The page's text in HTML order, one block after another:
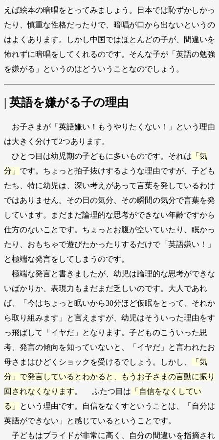
えば絵本の暗唱をとってみましょう。日本では恥ずかしかっ
たり、慎重な性格だったりで、暗唱が口から出ないというの
はよくあります。しかし中国ではほとんどの子が、間違いを
怖れずに暗唱をしてくれるのです。そんな子が「英語の勉強
を嫌がる」というのはどういうことなのでしょう。
| 英語を嫌がる子の理由
お子さまが「英語嫌い！もうやりたくない！」という理由
は大きく分けて2つあります。
ひとつ目は幼児期の子どもに多いものです。それは 「気
分」 です。ちょっと拍子抜けするような理由ですが、子ども
たち、特に幼児は、深い考えがあって言葉を発しているわけ
ではありません。その日の気分、その瞬間の気分で言葉を発
しています。まだまだ論理的な思考ができない年齢ですから
仕方のないことです。ちょっとお腹が空いていたり、眠かっ
たり、おもちゃで遊びたかったりするだけで「英語嫌い！」
と極端な発言をしてしまうのです。
極端な発言と書きましたが、幼児は論理的な思考ができな
いばかりか、表現力もまだまだ乏しいのです。大人であれ
ば、「今はちょっと眠いから30分ほど仮眠をとって、それか
ら取り組みます」と言えますが、幼児はそういった理由をす
っ飛ばして「イヤだ」となります。子どものこういった思
考、発言の傾向を知っていないと、「イヤだ」と言われたお
母さまはひどくショックを受けるでしょう。しかし、
「気
分」で発言しているとわかると、もうお子さまの言動に振り
回されなくなります。 ふたつ目は 「自信をなくしてい
る」
という理由です。自信をなくすということは、「自分は
英語ができない」と感じているということです。
子どもはプライドが非常に高く、自分の間違いを指摘され